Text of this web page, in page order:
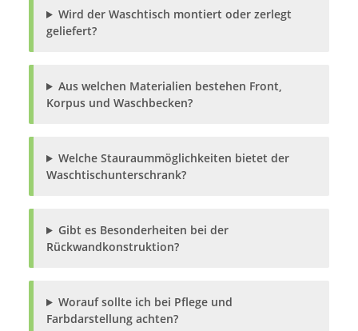
Wird der Waschtisch montiert oder zerlegt
geliefert?
Aus welchen Materialien bestehen Front,
Korpus und Waschbecken?
Welche Stauraummöglichkeiten bietet der
Waschtischunterschrank?
Gibt es Besonderheiten bei der
Rückwandkonstruktion?
Worauf sollte ich bei Pflege und
Farbdarstellung achten?